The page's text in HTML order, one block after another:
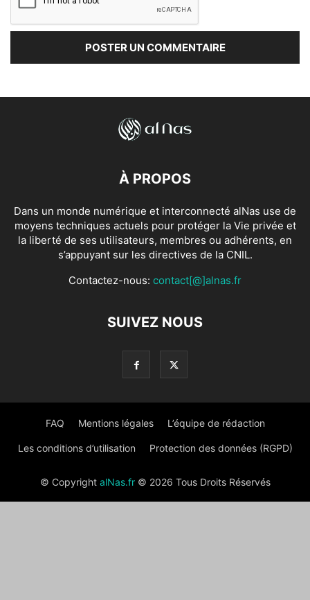
À PROPOS
Dans un monde numérique et interconnecté alNas use de
moyens techniques actuels pour protéger la Vie privée et
la liberté de ses utilisateurs, membres ou adhérents, en
s’appuyant sur les directives de la CNIL.
Contactez-nous: contact[@]alnas.fr
SUIVEZ NOUS
FAQ Mentions légales L’équipe de rédaction
Les conditions d’utilisation Protection des données (RGPD)
© Copyright alNas.fr© 2026 Tous Droits Réservés